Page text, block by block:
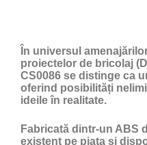
În universul
proiectelor de bricolaj
CS0086 se distinge ca
oferind posibilități
ideile în realitate.
Fabricată dintr-un ABS
existent pe piata și